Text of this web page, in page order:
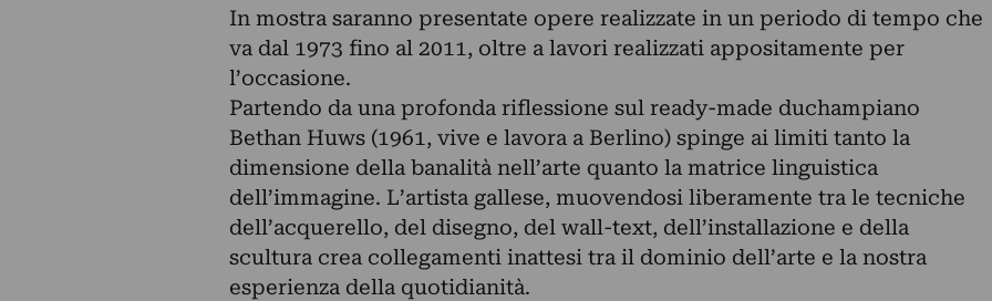
In mostra saranno presentate opere realizzate in un periodo di tempo che
va dal 1973 fino al 2011, oltre a lavori realizzati appositamente per
l’occasione.
Partendo da una profonda riflessione sul ready-made duchampiano
Bethan Huws (1961, vive e lavora a Berlino) spinge ai limiti tanto la
dimensione della banalità nell’arte quanto la matrice linguistica
dell’immagine. L’artista gallese, muovendosi liberamente tra le tecniche
dell’acquerello, del disegno, del wall-text, dell’installazione e della
scultura crea collegamenti inattesi tra il dominio dell’arte e la nostra
esperienza della quotidianità.